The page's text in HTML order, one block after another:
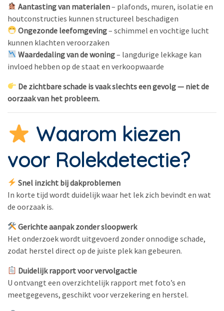
Aantasting van materialen– plafonds, muren, isolatie en
houtconstructies kunnen structureel beschadigen
Ongezonde leefomgeving– schimmel en vochtige lucht
kunnen klachten veroorzaken
Waardedaling van de woning– langdurige lekkage kan
invloed hebben op de staat en verkoopwaarde
De zichtbare schade is vaak slechts een gevolg — niet de
oorzaak van het probleem.
Waarom kiezen
voor Rolekdetectie?
Snel inzicht bij dakproblemen
In korte tijd wordt duidelijk waar het lek zich bevindt en wat
de oorzaak is.
Gerichte aanpak zonder sloopwerk
Het onderzoek wordt uitgevoerd zonder onnodige schade,
zodat herstel direct op de juiste plek kan gebeuren.
Duidelijk rapport voor vervolgactie
U ontvangt een overzichtelijk rapport met foto’s en
meetgegevens, geschikt voor verzekering en herstel.